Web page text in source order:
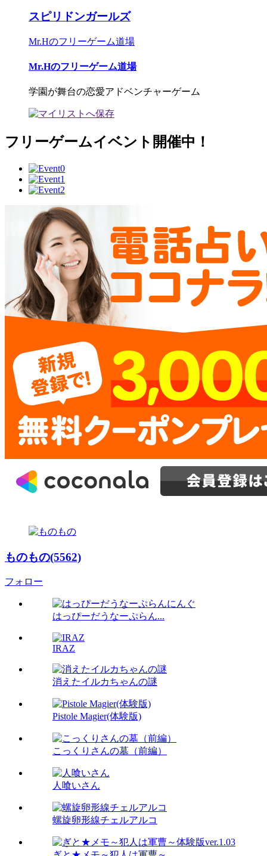
スピリドンガールズ
Mr.Hのフリーゲーム道場
Mr.Hのフリーゲーム道場
学園が舞台の恋愛アドベンチャーゲーム
フリーゲームイベント開催中！
ものもの(5562)
フォロー
はっぴーだうなーぷらん...
IRAZ
消えたイルカちゃんの謎
Pistole Magier(体験版)
こっくりさんの墓（前編）
人喰いさん
螺旋卵形線チェルアルコ